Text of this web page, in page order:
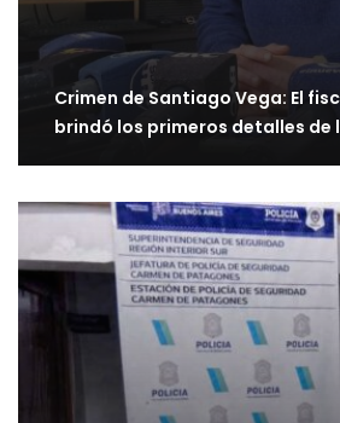
Crimen de Santiago Vega: El
brindó los primeros detalles de